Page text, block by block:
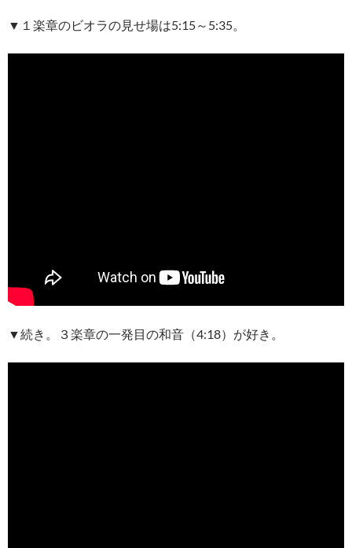
▼１楽章のビオラの見せ場は5:15～5:35。
▼続き。３楽章の一発目の和音（4:18）が好き。